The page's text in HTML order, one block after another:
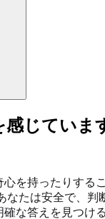
じてい
を持ったりす
なたは安全で、判
な答えを見つけ